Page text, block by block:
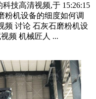
技高清视频,于 15:26:15
粉机设备的细度如何调
频 讨论 石灰石磨粉机设
频 机械匠人 ...